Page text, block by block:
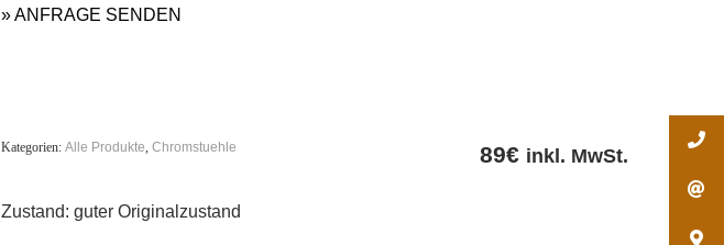
» ANFRAGE SENDEN
89€ inkl. MwSt.
Kategorien: Alle Produkte, Chromstuehle
Zustand: guter Originalzustand